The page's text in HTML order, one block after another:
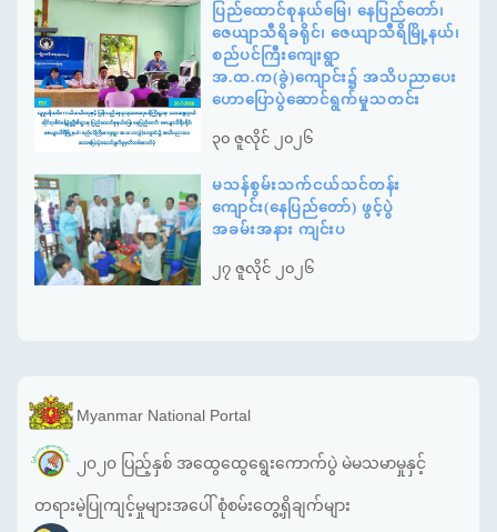
ပြည်ထောင်စုနယ်မြေ၊ နေပြည်တော်၊
ဇေယျာသီရိခရိုင်၊ ဇေယျာသီရိမြို့နယ်၊
စည်ပင်ကြီးကျေးရွာ
အ.ထ.က(ခွဲ)ကျောင်း၌ အသိပညာပေး
ဟောပြောပွဲဆောင်ရွက်မှုသတင်း
၃၀ ဇူလိုင် ၂၀၂၆
မသန်စွမ်းသက်ငယ်သင်တန်း
ကျောင်း(နေပြည်တော်) ဖွင့်ပွဲ
အခမ်းအနား ကျင်းပ
၂၇ ဇူလိုင် ၂၀၂၆
Myanmar National Portal
၂၀၂၀ ပြည့်နှစ် အထွေထွေရွေးကောက်ပွဲ မဲမသမာမှုနှင့်
တရားမဲ့ပြုကျင့်မှုများအပေါ် စုံစမ်းတွေ့ရှိချက်များ